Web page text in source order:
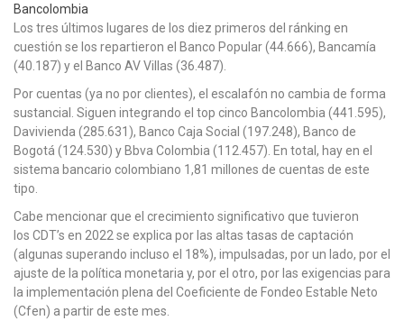
Bancolombia
Los tres últimos lugares de los diez primeros del ránking en
cuestión se los repartieron el Banco Popular (44.666), Bancamía
(40.187) y el Banco AV Villas (36.487).
Por cuentas (ya no por clientes), el escalafón no cambia de forma
sustancial. Siguen integrando el top cinco Bancolombia (441.595),
Davivienda (285.631), Banco Caja Social (197.248), Banco de
Bogotá (124.530) y Bbva Colombia (112.457). En total, hay en el
sistema bancario colombiano 1,81 millones de cuentas de este
tipo.
Cabe mencionar que el crecimiento significativo que tuvieron
los CDT’s en 2022 se explica por las altas tasas de captación
(algunas superando incluso el 18%), impulsadas, por un lado, por el
ajuste de la política monetaria y, por el otro, por las exigencias para
la implementación plena del Coeficiente de Fondeo Estable Neto
(Cfen) a partir de este mes.